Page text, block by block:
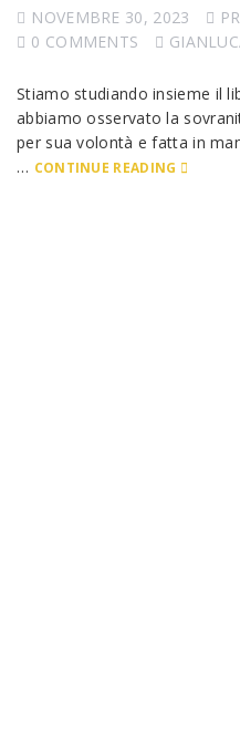
NOVEMBRE 30, 2023
0 COMMENTS
Stiamo studiando insieme il
abbiamo osservato la
per sua volontà e fatta in
… CONTINUE READING